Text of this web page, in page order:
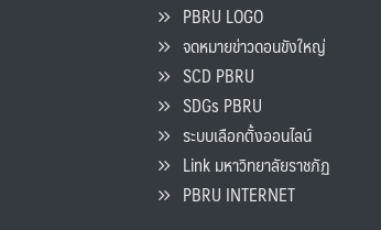
PBRU LOGO
จดหมายข่าวดอนขังใหญ่
SCD PBRU
SDGs PBRU
ระบบเลือกตั้งออนไลน์
Link มหาวิทยาลัยราชภัฏ
PBRU INTERNET